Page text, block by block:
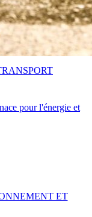
pour l'énergie et
ET